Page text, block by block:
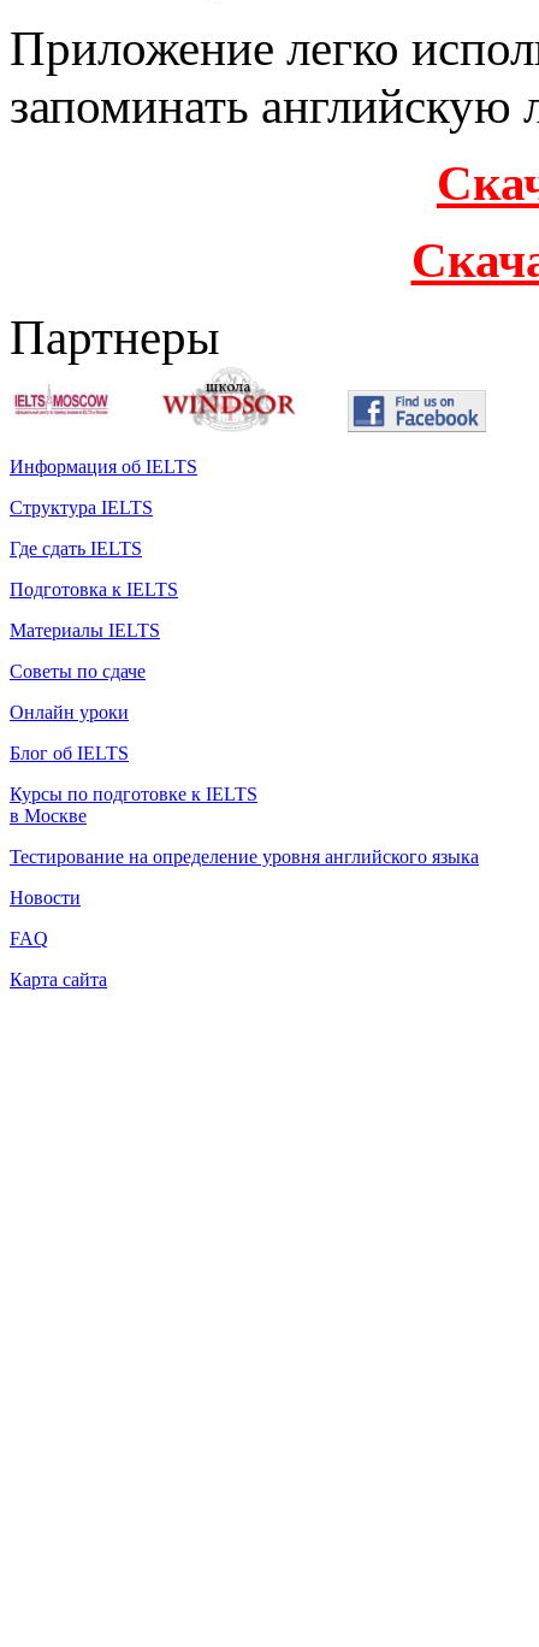
Приложение легко
запоминать
Партнеры
Информация об IELTS
Структура IELTS
Где сдать IELTS
Подготовка к IELTS
Материалы IELTS
Советы по сдаче
Онлайн уроки
Блог об IELTS
Курсы по подготовке к IELTS
в Москве
Тестирование на определение уровня английского языка
Новости
FAQ
Карта сайта